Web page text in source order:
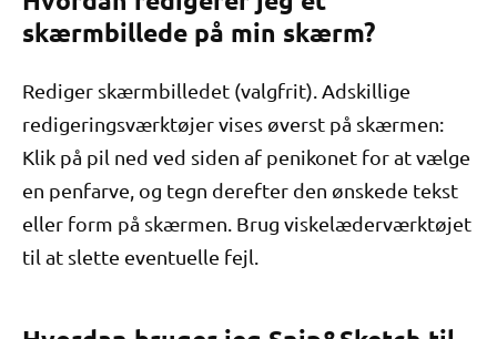
skærmbillede på min skærm?
Rediger skærmbilledet (valgfrit). Adskillige
redigeringsværktøjer vises øverst på skærmen:
Klik på pil ned ved siden af ​​penikonet for at vælge
en penfarve, og tegn derefter den ønskede tekst
eller form på skærmen. Brug viskelæderværktøjet
til at slette eventuelle fejl.